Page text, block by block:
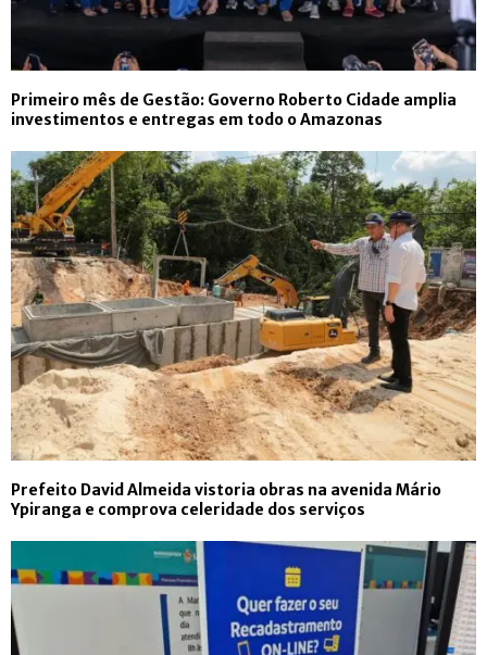
Primeiro mês de Gestão: Governo Roberto Cidade amplia
investimentos e entregas em todo o Amazonas
Prefeito David Almeida vistoria obras na avenida Mário
Ypiranga e comprova celeridade dos serviços